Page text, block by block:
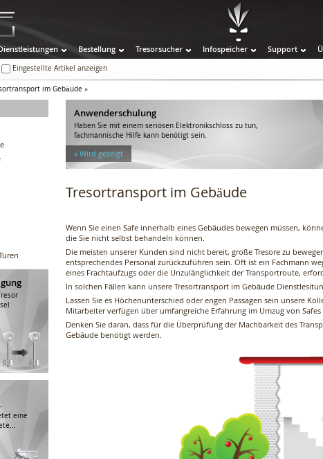
Bestellung Tresorsucher Infospeicher Support
Eingestellte Artikel anzeigen
im Gebäude »
eine
Anwenderschulung
Haben Sie mit einem seriösen Elektronikschloss zu tun,
fachmännische Hilfe kann benötigt sein.
» Wird gezeigt
Tresortransport im Gebäude
Wenn Sie einen Safe innerhalb eines Gebäudes bewegen müssen,
die Sie nicht selbst behandeln können.
Die meisten unserer Kunden sind nicht bereit, große Tresore zu
entsprechendes Personal zurückzuführen sein. Oft ist ein Fachmann
eines Frachtaufzugs oder die Unzulänglichkeit der Transportroute,
In solchen Fällen kann unsere Tresortransport im Gebäude
Lassen Sie es Höchenunterschied oder engen Passagen sein unsere
Mitarbeiter verfügen über umfangreiche Erfahrung im Umzug von Safes
Denken Sie daran, dass für die Überprüfung der Machbarkeit des
Gebäude benötigt werden.